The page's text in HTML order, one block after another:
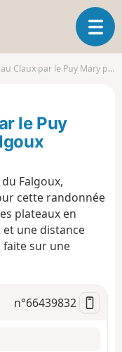
O
u
r
i
n
par le Puy Mary puis retour au Falgoux
le Puy
Falgoux,
cette randonnée
plateaux en
une distance
sur une
n°66439832